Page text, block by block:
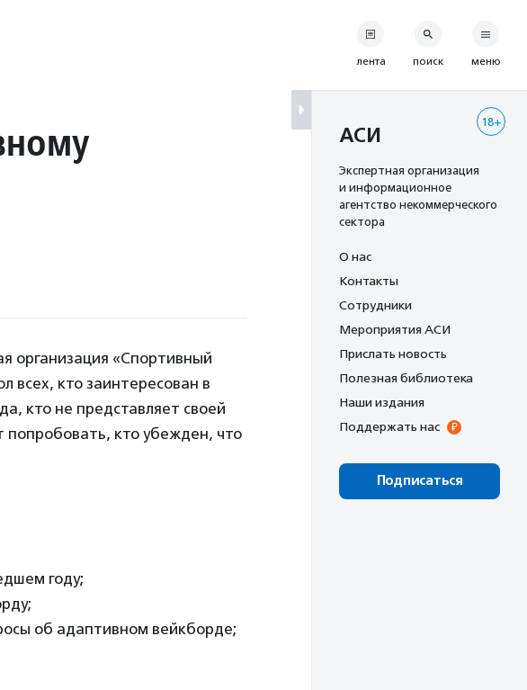
организация «Спортивный
всех, кто заинтересован в
кто не представляет своей
попробовать, кто убежден, что
году;
об адаптивном вейкборде;
лента поиск меню
18+
АСИ
Экспертная организация
и информационное
агентство некоммерческого
сектора
О нас
Контакты
Сотрудники
Мероприятия АСИ
Прислать новость
Полезная библиотека
Наши издания
Поддержать нас
Подписаться